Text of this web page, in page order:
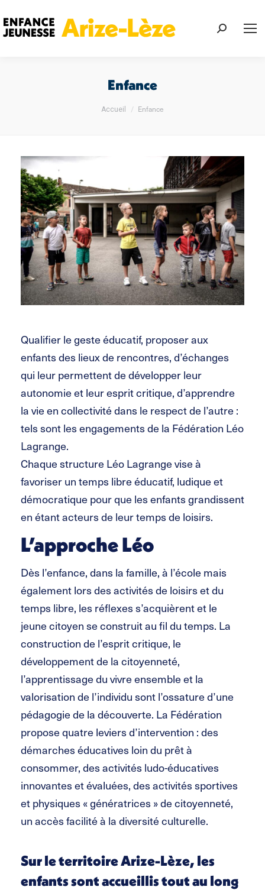
Enfance
Vous êtes ici :
Accueil Enfance
Qualifier le geste éducatif, proposer aux
enfants des lieux de rencontres, d’échanges
qui leur permettent de développer leur
autonomie et leur esprit critique, d’apprendre
la vie en collectivité dans le respect de l’autre :
tels sont les engagements de la Fédération Léo
Lagrange.
Chaque structure Léo Lagrange vise à
favoriser un temps libre éducatif, ludique et
démocratique pour que les enfants grandissent
en étant acteurs de leur temps de loisirs.
L’approche Léo
Dès l’enfance, dans la famille, à l’école mais
également lors des activités de loisirs et du
temps libre, les réflexes s’acquièrent et le
jeune citoyen se construit au fil du temps. La
construction de l’esprit critique, le
développement de la citoyenneté,
l’apprentissage du vivre ensemble et la
valorisation de l’individu sont l’ossature d’une
pédagogie de la découverte. La Fédération
propose quatre leviers d’intervention : des
démarches éducatives loin du prêt à
consommer, des activités ludo-éducatives
innovantes et évaluées, des activités sportives
et physiques « génératrices » de citoyenneté,
un accès facilité à la diversité culturelle.
Sur le territoire Arize-Lèze, les
enfants sont accueillis tout au long